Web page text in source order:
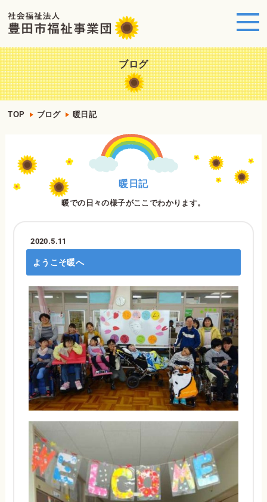
ブログ
TOP ブログ 暖日記
暖日記
暖での日々の様子がここでわかります。
2020.5.11
ようこそ暖へ